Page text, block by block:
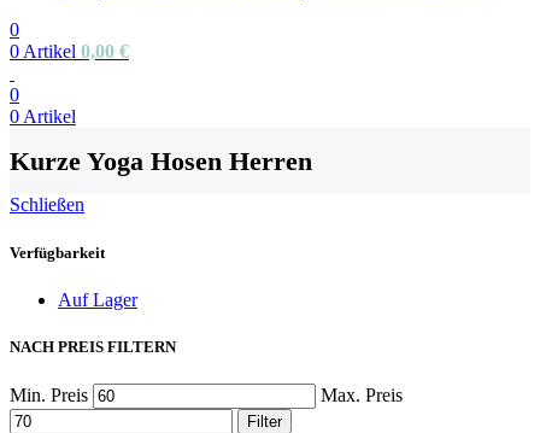
0
0 Artikel 0,00 €
0
0 Artikel
Kurze Yoga Hosen Herren
Schließen
Verfügbarkeit
Auf Lager
NACH PREIS FILTERN
Min. Preis Max. Preis
Filter